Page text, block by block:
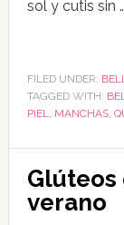
sol y cutis sin …
FILED UNDER:
TAGGED WITH:
PIEL
MANCHAS,
Glúteos
verano